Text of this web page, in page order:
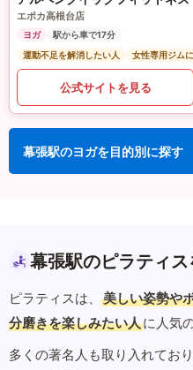
エポカ高根台店
ヨガ
駅から車で17分
運動不足を解消したい人
女性専用ジム
公式サイトを見る
幕張駅のヨガを目的別に探す
幕張駅のピラティ
ピラティスは、 美しい姿勢や
分磨きを楽しみたい人に人気
多くの著名人も取り入れてお